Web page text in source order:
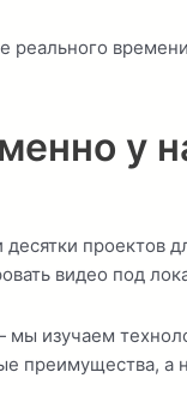
реального
у
проектов
видео под
изучаем
преимущества, а